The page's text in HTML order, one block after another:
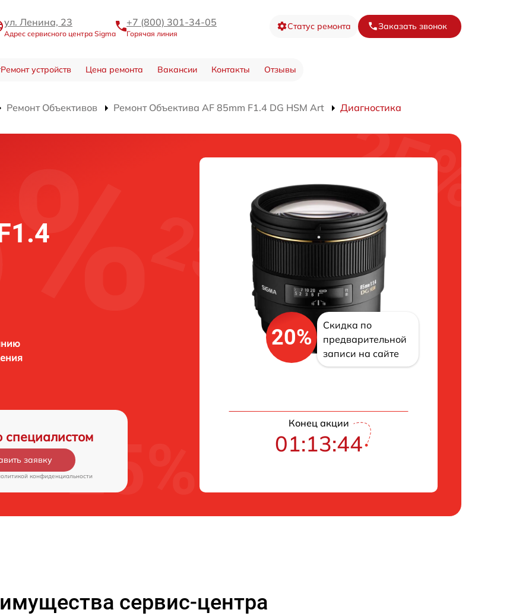
ул. Ленина, 23
Адрес сервисного центра Sigma
+7 (800) 301-34-05
Горячая линия
Статус ремонта Заказать звонок
Ремонт устройств Цена ремонта Вакансии Контакты Отзывы
Ремонт Объективов Ремонт Объектива AF 85mm F1.4 DG HSM Art Диагностика
специалистом
заявку
конфиденциальности
20%
Скидка по
предварительной
записи на сайте
Конец акции
01:13:43
сервис-центра